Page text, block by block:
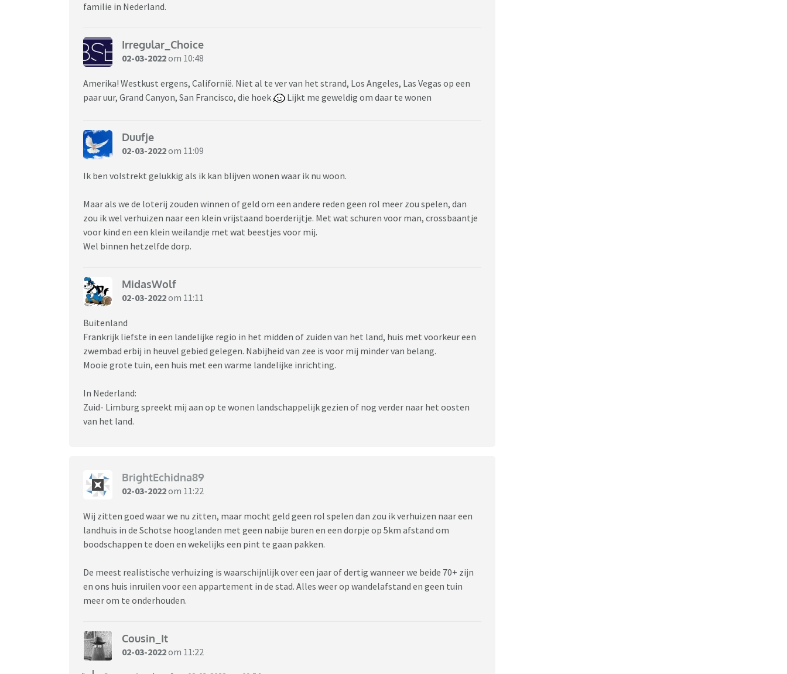
familie in Nederland.
Irregular_Choice
02-03-2022om 10:48
Amerika! Westkust ergens, Californië. Niet al te ver van het strand, Los Angeles, Las Vegas op een
paar uur, Grand Canyon, San Francisco, die hoek
Lijkt me geweldig om daar te wonen
Duufje
02-03-2022om 11:09
Ik ben volstrekt gelukkig als ik kan blijven wonen waar ik nu woon.
Maar als we de loterij zouden winnen of geld om een andere reden geen rol meer zou spelen, dan
zou ik wel verhuizen naar een klein vrijstaand boerderijtje. Met wat schuren voor man, crossbaantje
voor kind en een klein weilandje met wat beestjes voor mij.
Wel binnen hetzelfde dorp.
MidasWolf
02-03-2022om 11:11
Buitenland
Frankrijk liefste in een landelijke regio in het midden of zuiden van het land, huis met voorkeur een
zwembad erbij in heuvel gebied gelegen. Nabijheid van zee is voor mij minder van belang.
Mooie grote tuin, een huis met een warme landelijke inrichting.
In Nederland:
Zuid- Limburg spreekt mij aan op te wonen landschappelijk gezien of nog verder naar het oosten
van het land.
BrightEchidna89
02-03-2022om 11:22
Wij zitten goed waar we nu zitten, maar mocht geld geen rol spelen dan zou ik verhuizen naar een
landhuis in de Schotse hooglanden met geen nabije buren en een dorpje op 5km afstand om
boodschappen te doen en wekelijks een pint te gaan pakken.
De meest realistische verhuizing is waarschijnlijk over een jaar of dertig wanneer we beide 70+ zijn
en ons huis inruilen voor een appartement in de stad. Alles weer op wandelafstand en geen tuin
meer om te onderhouden.
Cousin_It
02-03-2022om 11:22